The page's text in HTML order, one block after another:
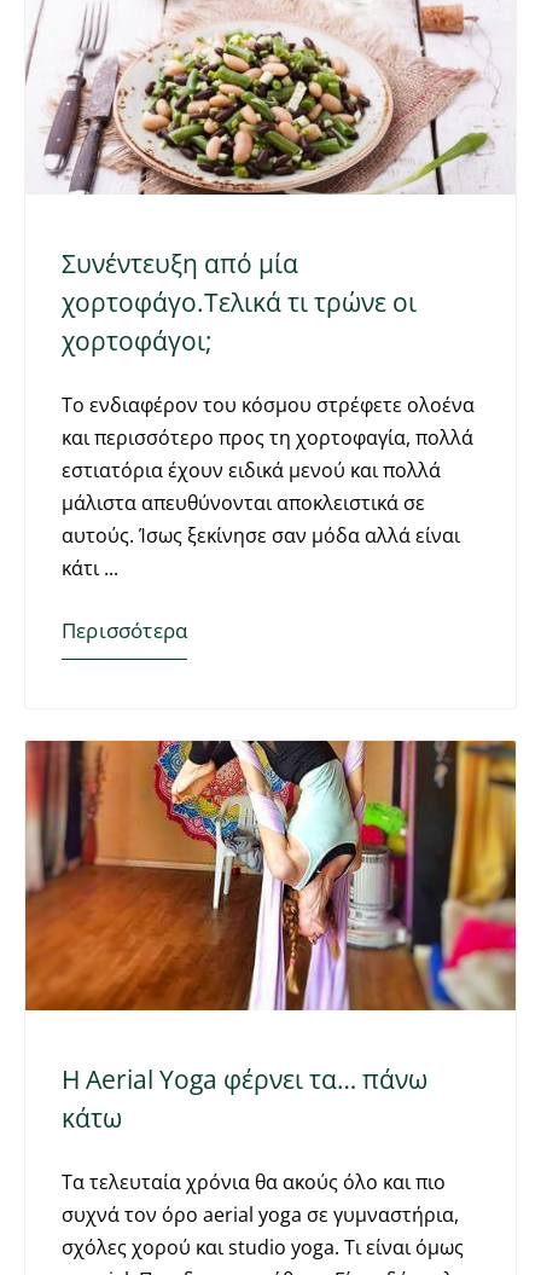
Συνέντευξη από μία
χορτοφάγο.Τελικά τι τρώνε οι
χορτοφάγοι;
Το ενδιαφέρον του κόσμου στρέφετε ολοένα
και περισσότερο προς τη χορτοφαγία, πολλά
εστιατόρια έχουν ειδικά μενού και πολλά
μάλιστα απευθύνονται αποκλειστικά σε
αυτούς. Ίσως ξεκίνησε σαν μόδα αλλά είναι
κάτι
Περισσότερα
Η Aerial Υoga φέρνει τα… πάνω
κάτω
Tα τελευταία χρόνια θα ακούς όλο και πιο
συχνά τον όρο aerial yoga σε γυμναστήρια,
σχόλες χορού και studio yoga. Τι είναι όμως